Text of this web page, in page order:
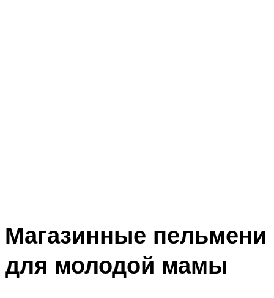
Магазинные пельмени
для молодой мамы